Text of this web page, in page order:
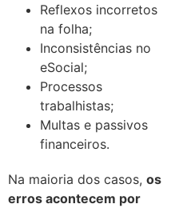
Reflexos incorretos
na folha;
Inconsistências no
eSocial;
Processos
trabalhistas;
Multas e passivos
financeiros.
Na maioria dos casos, os
erros acontecem por